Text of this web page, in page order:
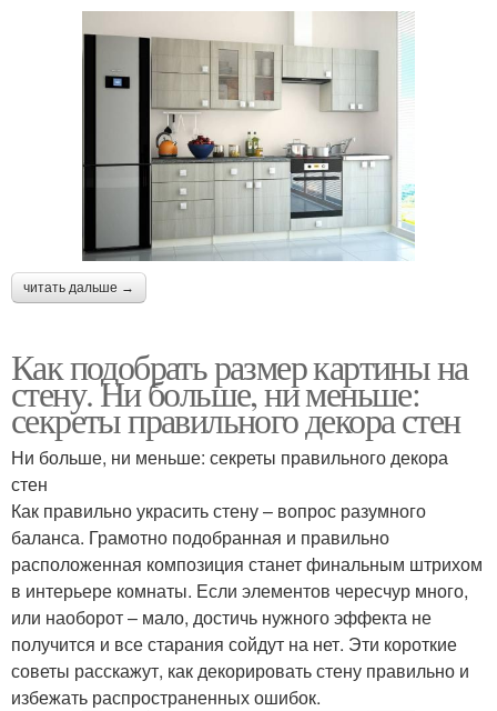
читать дальше →
Как подобрать размер картины на
стену. Ни больше, ни меньше:
секреты правильного декора стен
Ни больше, ни меньше: секреты правильного декора
стен
Как правильно украсить стену – вопрос разумного
баланса. Грамотно подобранная и правильно
расположенная композиция станет финальным штрихом
в интерьере комнаты. Если элементов чересчур много,
или наоборот – мало, достичь нужного эффекта не
получится и все старания сойдут на нет. Эти короткие
советы расскажут, как декорировать стену правильно и
избежать распространенных ошибок.